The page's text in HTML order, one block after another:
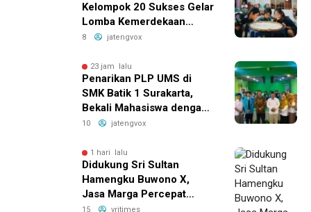
Kelompok 20 Sukses Gelar
Lomba Kemerdekaan
Penuh Ceria di Kranggan
8 jatengvox
23 jam lalu
Penarikan PLP UMS di
SMK Batik 1 Surakarta,
Bekali Mahasiswa dengan
Pengalaman Nyata Dunia
10 jatengvox
1 hari lalu
Didukung Sri Sultan
Hamengku Buwono X,
Jasa Marga Percepat
Pengembangan Akses
15 vritimes